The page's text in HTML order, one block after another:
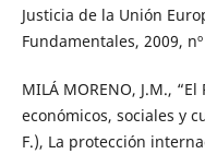
Justicia de la Unión
Fundamentales, 2009,
MILÁ MORENO, J.M.,
económicos, sociales y
F.), La protección